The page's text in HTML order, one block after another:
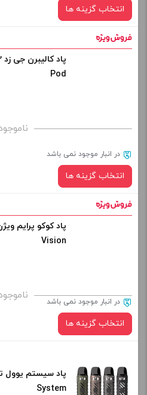
+
افزودن به
انتخاب گزینه ها
رنگ:
برای فعال شدن سبد خرید و نمایش
+
Pod
در انبار موجود نمی باشد
انتخاب گزینه ها
رنگ:
برای فعال شدن سبد خرید و نمایش
از کادر بالا انتخاب کنید.
+
Vision
در انبار موجود نمی باشد
انتخاب گزینه ها
رنگ:
System